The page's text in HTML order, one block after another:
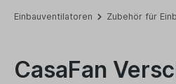
Einbauventilatoren Zubehör für
CasaFan